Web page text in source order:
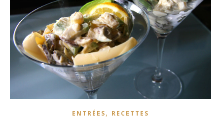
ENTRÉES, RECETTES